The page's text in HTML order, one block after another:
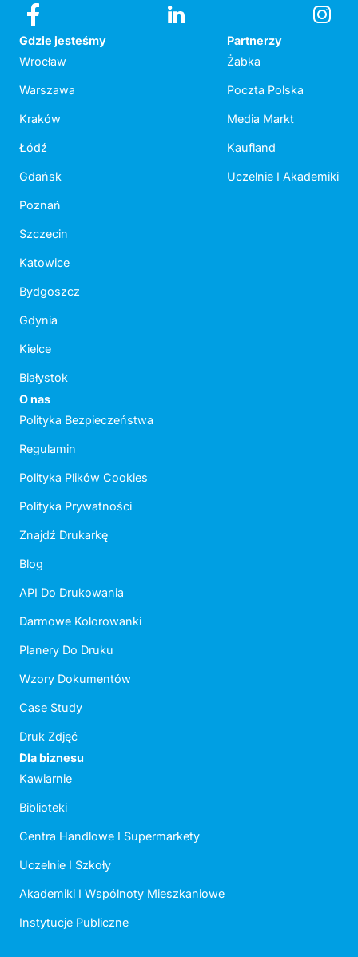
Gdzie jesteśmy
Wrocław
Warszawa
Kraków
Łódź
Gdańsk
Poznań
Szczecin
Katowice
Bydgoszcz
Gdynia
Kielce
Białystok
Partnerzy
Żabka
Poczta Polska
Media Markt
Kaufland
Uczelnie I Akademiki
O nas
Polityka Bezpieczeństwa
Regulamin
Polityka Plików Cookies
Polityka Prywatności
Znajdź Drukarkę
Blog
API Do Drukowania
Darmowe Kolorowanki
Planery Do Druku
Wzory Dokumentów
Case Study
Druk Zdjęć
Dla biznesu
Kawiarnie
Biblioteki
Centra Handlowe I Supermarkety
Uczelnie I Szkoły
Akademiki I Wspólnoty Mieszkaniowe
Instytucje Publiczne